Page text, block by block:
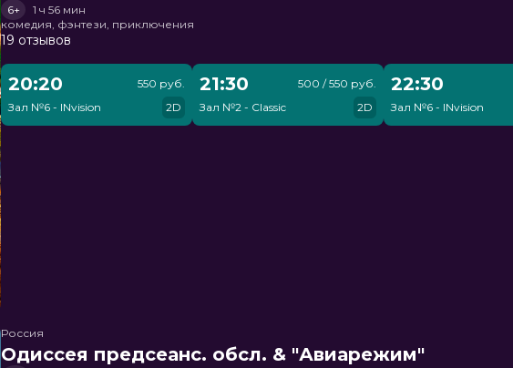
6+
1 ч 56 мин
комедия, фэнтези, приключения
19 отзывов
20:20
Зал №6 - INvision
550 руб.
2D
21:30
Зал №2 - Classic
500 / 550 руб.
2D
22:30
Зал №6 - INvision
Россия
Одиссея предсеанс. обсл. & "Авиарежим"